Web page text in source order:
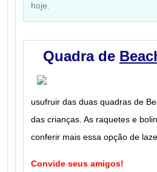
hoje.
Quadra de
usufruir das duas quadras de
das crianças. As raquetes e
conferir mais essa opção de
Convide seus amigos!